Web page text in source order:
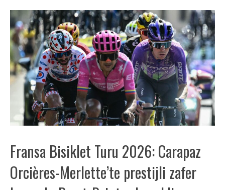
Fransa Bisiklet Turu 2026: Carapaz
Orcières-Merlette’te prestijli zafer